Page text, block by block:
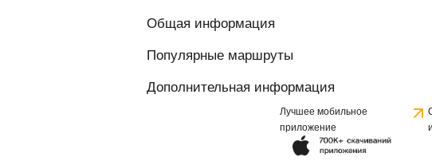
Общая информация
Популярные маршруты
Дополнительная информация
Лучшее мобильное
приложение